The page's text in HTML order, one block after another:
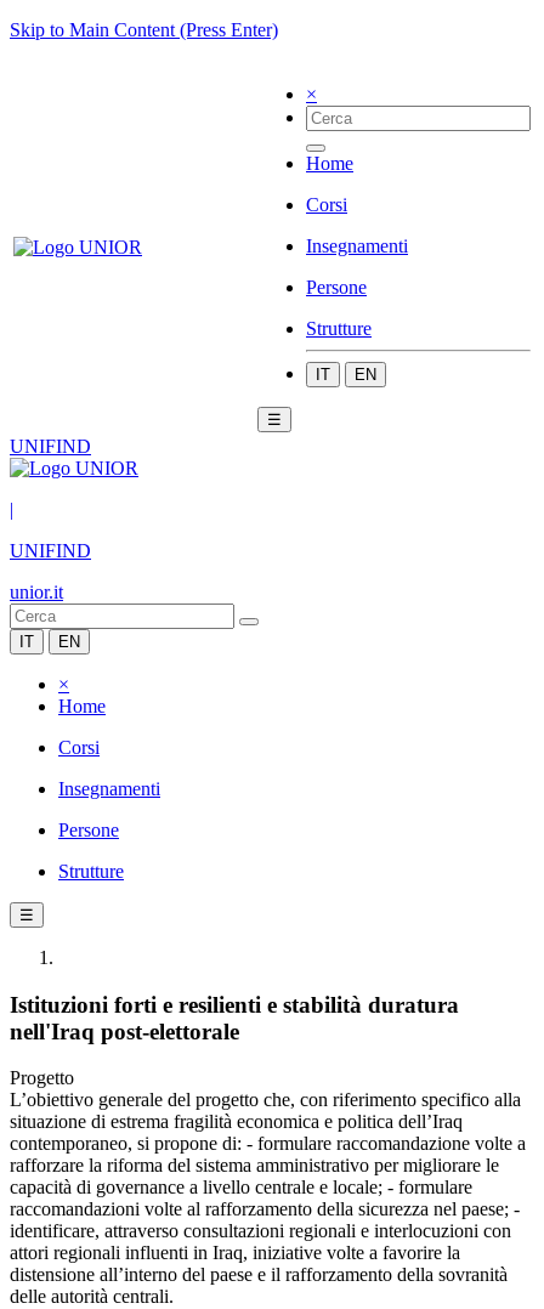
Skip to Main Content (Press Enter)
×
Home
Corsi
Insegnamenti
Persone
Strutture
IT EN
☰
UNIFIND
|
UNIFIND
unior.it
IT EN
×
Home
Corsi
Insegnamenti
Persone
Strutture
☰
Istituzioni forti e resilienti e stabilità duratura
nell'Iraq post-elettorale
Progetto
L’obiettivo generale del progetto che, con riferimento specifico alla
situazione di estrema fragilità economica e politica dell’Iraq
contemporaneo, si propone di: - formulare raccomandazione volte a
rafforzare la riforma del sistema amministrativo per migliorare le
capacità di governance a livello centrale e locale; - formulare
raccomandazioni volte al rafforzamento della sicurezza nel paese; -
identificare, attraverso consultazioni regionali e interlocuzioni con
attori regionali influenti in Iraq, iniziative volte a favorire la
distensione all’interno del paese e il rafforzamento della sovranità
delle autorità centrali.